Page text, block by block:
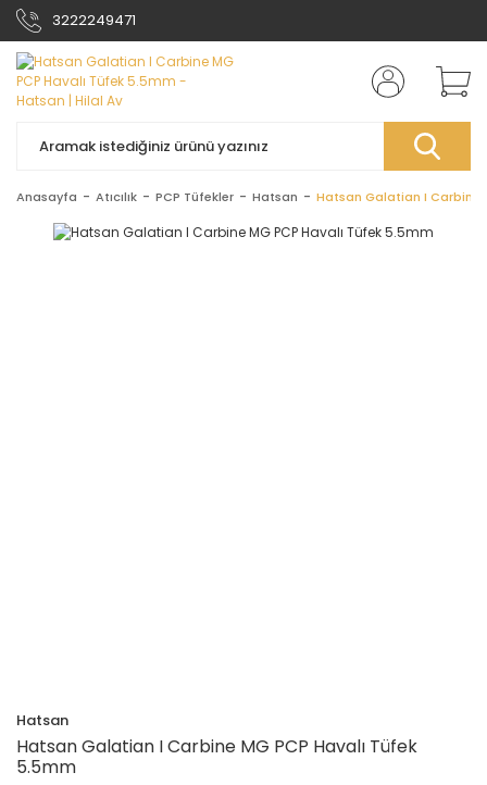
3222249471
Anasayfa Atıcılık PCP Tüfekler Hatsan Hatsan Galatian I Carbine
Hatsan
Hatsan Galatian I Carbine MG PCP Havalı Tüfek
5.5mm